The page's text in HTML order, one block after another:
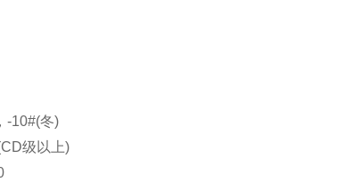
-10#(冬)
级以上)